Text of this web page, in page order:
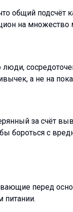
общий подсчёт
на множество
люди,
а не на
за счёт
бороться с
перед
питании.